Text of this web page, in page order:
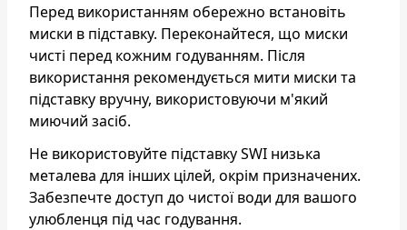
Перед використанням обережно встановіть
миски в підставку. Переконайтеся, що миски
чисті перед кожним годуванням. Після
використання рекомендується мити миски та
підставку вручну, використовуючи м'який
миючий засіб.
Не використовуйте підставку SWI низька
металева для інших цілей, окрім призначених.
Забезпечте доступ до чистої води для вашого
улюбленця під час годування.